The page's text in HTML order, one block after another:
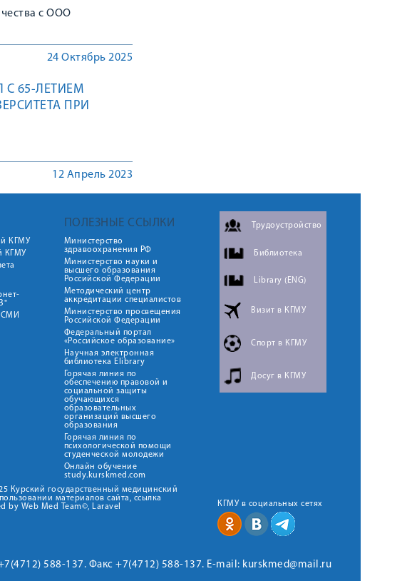
с ООО
24 Октябрь 2025
С 65-ЛЕТИЕМ
ПРИ
12 Апрель 2023
КГМУ
КГМУ
СМИ
ПОЛЕЗНЫЕ ССЫЛКИ
Министерство
здравоохранения РФ
Министерство науки и
высшего образования
Российской Федерации
Методический центр
аккредитации специалистов
Министерство просвещения
Российской Федерации
Федеральный портал
«Российское образование»
Научная электронная
библиотека Elibrary
Горячая линия по
обеспечению правовой и
социальной защиты
обучающихся
образовательных
организаций высшего
образования
Горячая линия по
психологической помощи
студенческой молодежи
Онлайн обучение
study.kurskmed.com
Трудоустройство
Библиотека
Library (ENG)
Визит в КГМУ
Спорт в КГМУ
Досуг в КГМУ
Курский государственный медицинский
материалов сайта, ссылка
by Web Med Team©, Laravel
КГМУ в социальных сетях
588-137. Факс +7(4712) 588-137. E-mail: kurskmed@mail.ru